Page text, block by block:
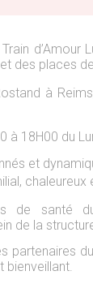
des places
à
à 18H00 du
et
chaleureux
de santé
de la
bienveillant.